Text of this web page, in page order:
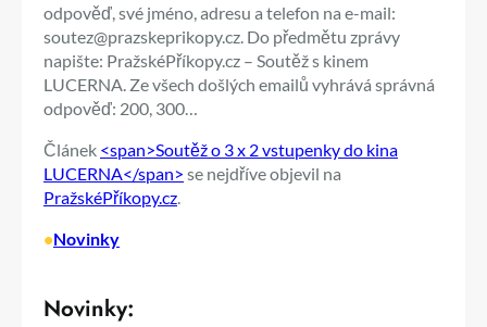
odpověď, své jméno, adresu a telefon na e-mail:
soutez@prazskeprikopy.cz. Do předmětu zprávy
napište: PražskéPříkopy.cz – Soutěž s kinem
LUCERNA. Ze všech došlých emailů vyhrává správná
odpověď: 200, 300…
Článek <span>Soutěž o 3 x 2 vstupenky do kina
LUCERNA</span> se nejdříve objevil na
PražskéPříkopy.cz
•Novinky
Novinky: